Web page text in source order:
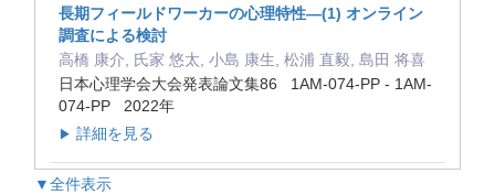
長期フィールドワーカーの心理特性—(1) オンライン
調査による検討
高橋 康介, 氏家 悠太, 小島 康生, 松浦 直毅, 島田 将喜
日本心理学会大会発表論文集86 1AM-074-PP - 1AM-
074-PP 2022年
▶ 詳細を見る
▼全件表示